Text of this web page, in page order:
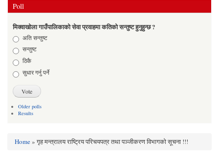
Poll
मिक्वाखोला गाउँपालिकाको सेवा प्रवाहमा कतिको सन्तुष्ट हुनुहुन्छ ?
Choicesअति सन्तुष्ट
सन्तुष्ट
ठिकै
सुधार गर्नु पर्ने
Older polls
Results
You are here
Home» गृह मन्त्रालय राष्ट्रिय परिचयपत्र तथा पञ्जीकरण विभागको सूचना !!!